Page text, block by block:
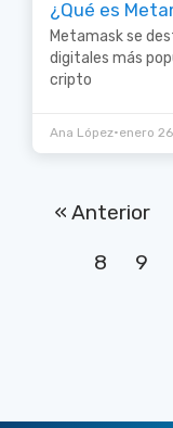
¿Qué es
Metamask se
digitales más
cripto
Ana López•enero
« Anterior
8
9